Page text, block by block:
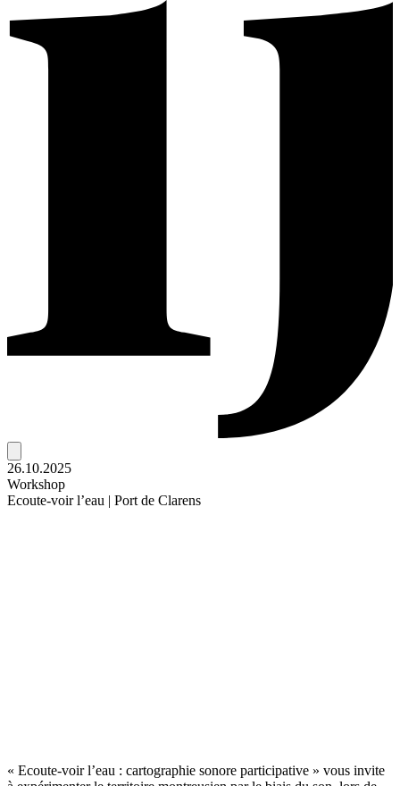
26.10.2025
Workshop
Ecoute-voir l’eau | Port de Clarens
« Ecoute-voir l’eau : cartographie sonore participative » vous invite